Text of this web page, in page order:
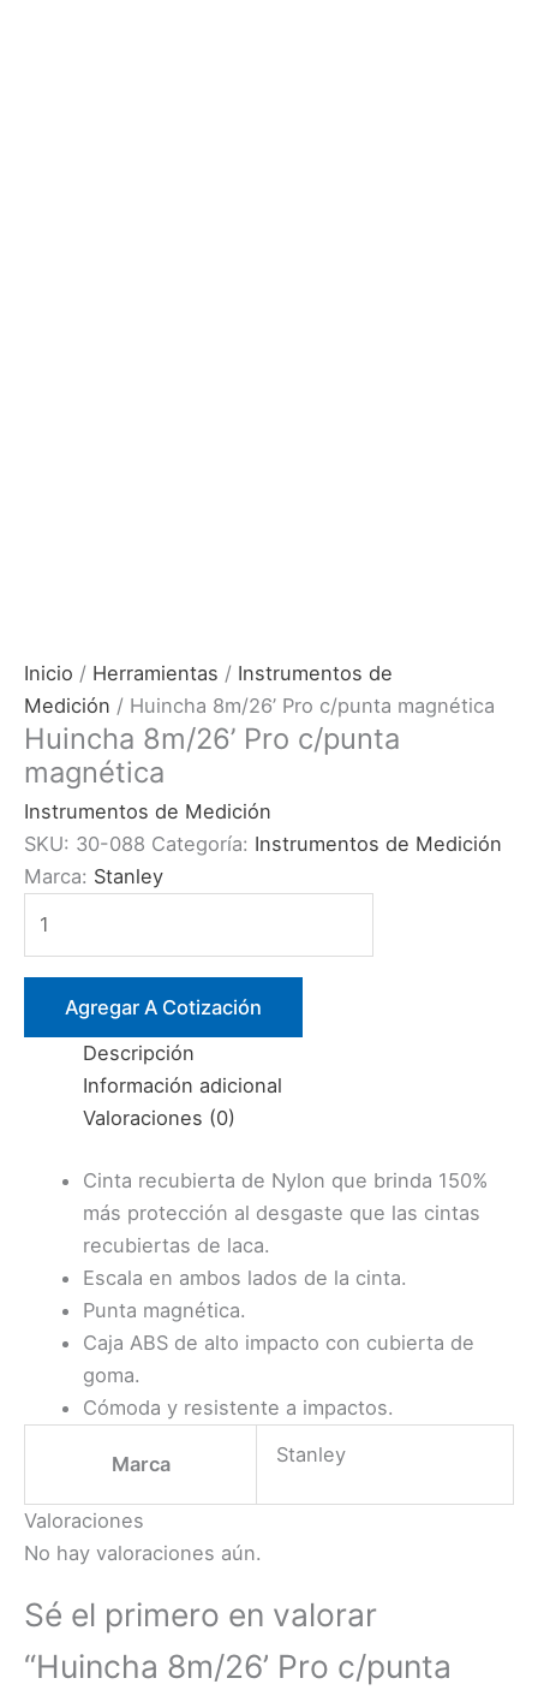
Inicio / Herramientas / Instrumentos de
Medición / Huincha 8m/26’ Pro c/punta magnética
Huincha 8m/26’ Pro c/punta
magnética
Instrumentos de Medición
SKU: 30-088 Categoría: Instrumentos de Medición
Marca: Stanley
8m/26’
Pro
c/punta
magnética
Agregar A Cotización
Descripción
Información adicional
Valoraciones (0)
Cinta recubierta de Nylon que brinda 150%
más protección al desgaste que las cintas
recubiertas de laca.
Escala en ambos lados de la cinta.
Punta magnética.
Caja ABS de alto impacto con cubierta de
goma.
Cómoda y resistente a impactos.
Marca Stanley
Valoraciones
No hay valoraciones aún.
Sé el primero en valorar
“Huincha 8m/26’ Pro c/punta